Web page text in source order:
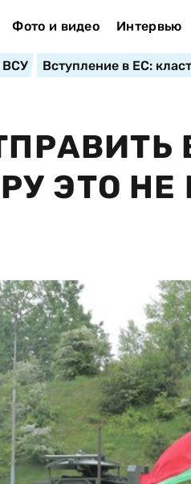
Фото и видео Интервью
ВСУ Вступление в ЕС:
ЭТО